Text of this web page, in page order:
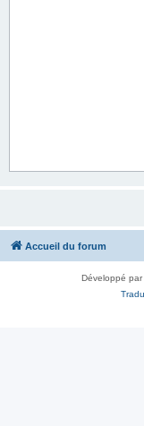
Accueil du forum
Développé par